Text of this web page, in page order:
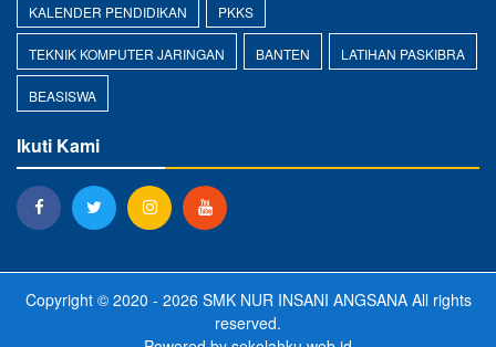
KALENDER PENDIDIKAN PKKS
TEKNIK KOMPUTER JARINGAN BANTEN LATIHAN PASKIBRA
BEASISWA
Ikuti Kami
Copyright © 2020 - 2026 SMK NUR INSANI ANGSANAAll rights
reserved.